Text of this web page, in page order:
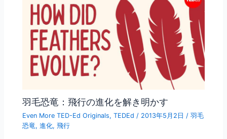
羽毛恐竜：飛行の進化を解き明かす
Even More TED-Ed Originals,TEDEd / 2013年5月2日 /羽毛
恐竜,進化,飛行